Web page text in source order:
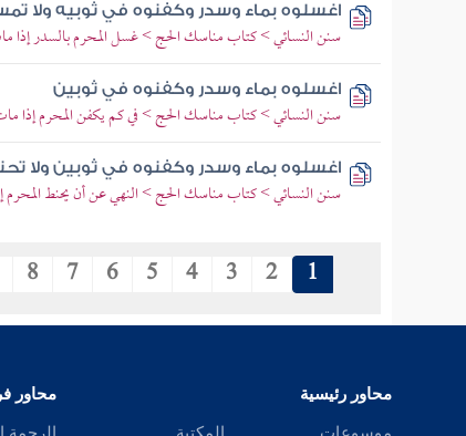
اغسلوه بماء وسدر وكفنوه في ثوبيه ولا
سنن النسائي > كتاب مناسك الحج > غسل المحرم بالسدر إذا
اغسلوه بماء وسدر وكفنوه في ثوبين
سنن النسائي > كتاب مناسك الحج > في كم يكفن المحرم إذا
اغسلوه بماء وسدر وكفنوه في ثوبين ولا
سنن النسائي > كتاب مناسك الحج > النهي عن أن يحنط المحرم
1
2
3
4
5
6
7
8
محاور رئيسية محاور